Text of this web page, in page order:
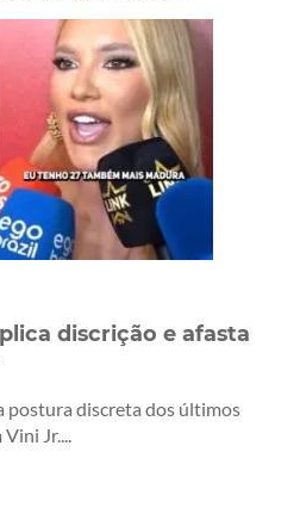
discrição e afasta
postura discreta dos últimos
Jr....